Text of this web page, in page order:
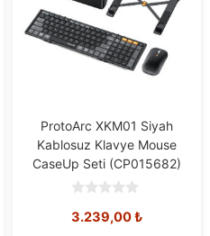
ProtoArc XKM01 Siyah
Kablosuz Klavye Mouse
CaseUp Seti (CP015682)
o
3.239,00₺